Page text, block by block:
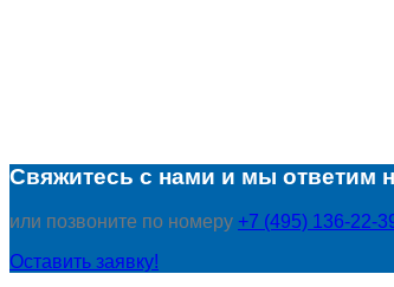
Свяжитесь с нами и мы ответим
или позвоните по номеру +7 (495) 136-22-
Оставить заявку!